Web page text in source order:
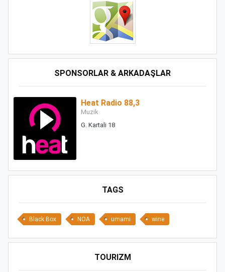
SPONSORLAR & ARKADAŞLAR
Heat Radio 88,3
Muzik
G. Kartali 18
TAGS
Black Box NOA umami wine
TOURIZM